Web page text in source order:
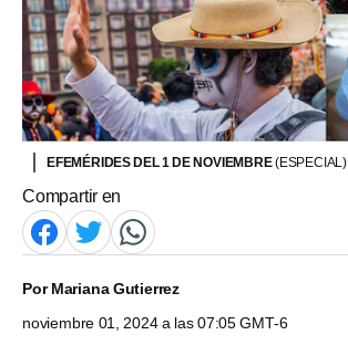
EFEMÉRIDES DEL 1 DE NOVIEMBRE(ESPECIAL)
Compartir en
PorMariana Gutierrez
noviembre 01, 2024 a las 07:05 GMT-6